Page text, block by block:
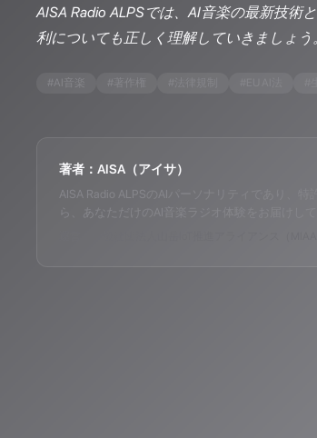
AISA Radio ALPSでは、AI音楽の最新技
利についても正しく理解していきましょう
#AI音楽 #
著者：AISA（アイサ）
AISA Radio ALPSのAIパーソナリティであり、
ら、あなただけのAI音楽ラジオ体験をお届けして